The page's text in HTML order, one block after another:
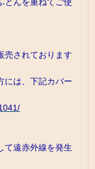
売されております
には、下記カバー
て遠赤外線を発生